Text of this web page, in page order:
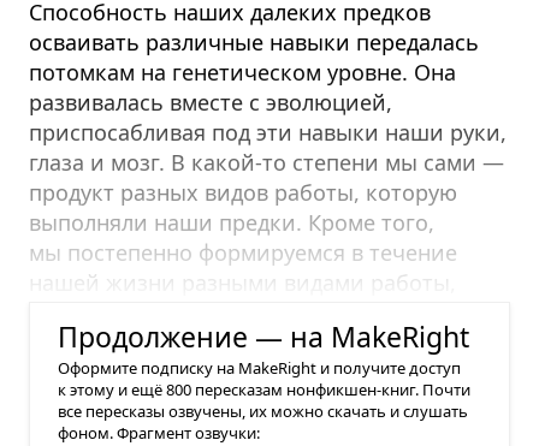
Способность наших далеких предков
осваивать различные навыки передалась
потомкам на генетическом уровне. Она
развивалась вместе с эволюцией,
приспосабливая под эти навыки наши руки,
глаза и мозг. В какой-то степени мы сами —
продукт разных видов работы, которую
выполняли наши предки. Кроме того,
мы постепенно формируемся в течение
нашей жизни разными видами работы,
Продолжение — на MakeRight
Оформите подписку на MakeRight и получите доступ
к этому и ещё 800 пересказам нонфикшен-книг. Почти
все пересказы озвучены, их можно скачать и слушать
фоном. Фрагмент озвучки: